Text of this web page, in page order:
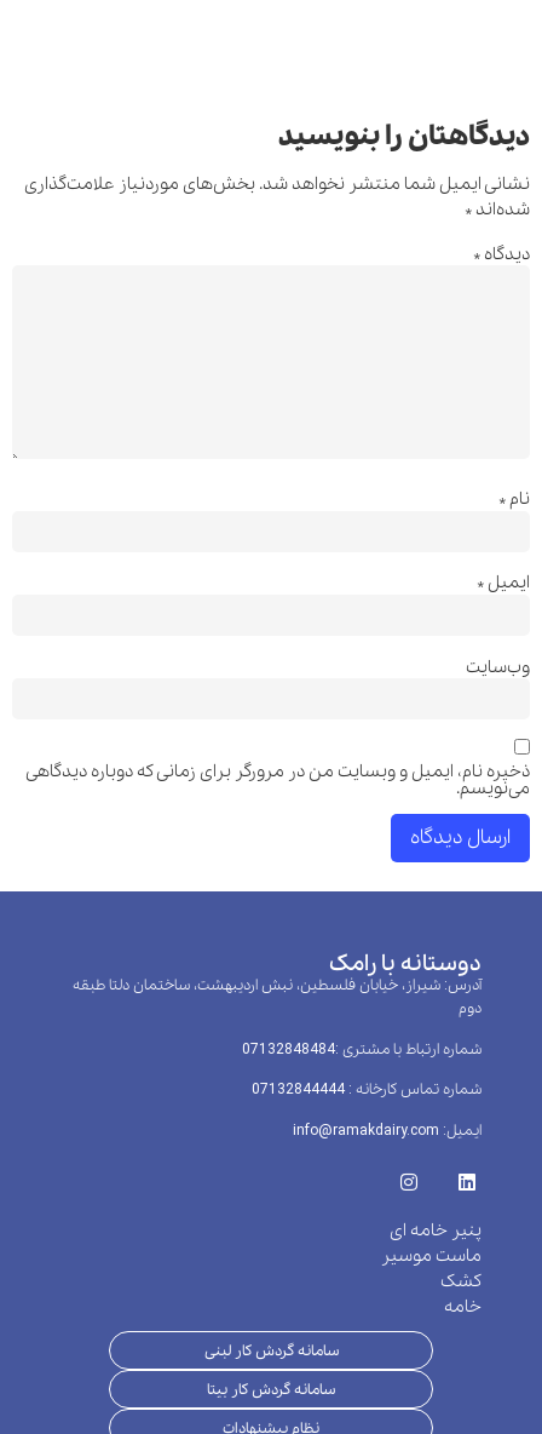
دیدگاهتان را بنویسید
نشانی ایمیل شما منتشر نخواهد شد. بخش‌های موردنیاز علامت‌گذاری
شده‌اند *
دیدگاه *
نام *
ایمیل*
وب‌سایت
ذخیره نام، ایمیل و وبسایت من در مرورگر برای زمانی که دوباره دیدگاهی
می‌نویسم.
دوستانه با رامک
آدرس: شیراز، خیابان فلسطین، نبش اردیبهشت، ساختمان دلتا طبقه
دوم
شماره ارتباط با مشتری :‌07132848484
شماره تماس کارخانه : 07132844444
ایمیل: info@ramakdairy.com
پنیر خامه ای
ماست موسیر
کشک
خامه
سامانه گردش کار لبنی
سامانه گردش کار بیتا
نظام پیشنهادات